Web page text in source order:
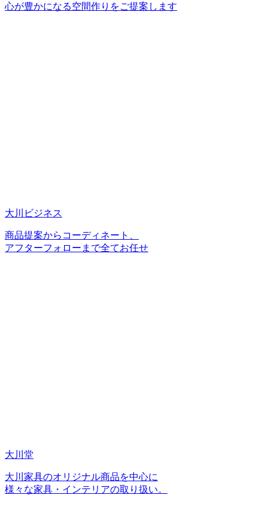
心が豊かになる空間作りをご提案します
大川ビジネス
商品提案からコーディネート、
アフターフォローまで全てお任せ
大川堂
大川家具のオリジナル商品を中心に
様々な家具・インテリアの取り扱い。